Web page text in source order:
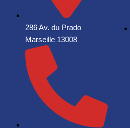
286 Av. du Prado
Marseille 13008